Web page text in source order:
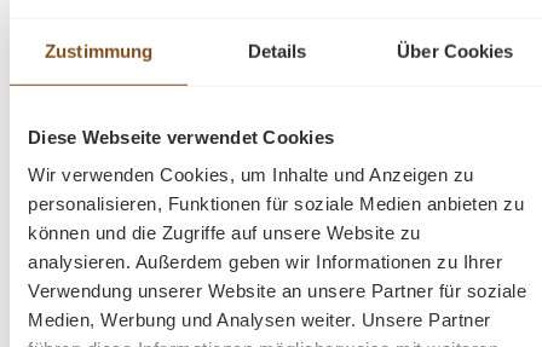
Zustimmung Details Über Cookies
Diese Webseite verwendet Cookies
Wir verwenden Cookies, um Inhalte und Anzeigen zu
personalisieren, Funktionen für soziale Medien anbieten zu
können und die Zugriffe auf unsere Website zu
analysieren. Außerdem geben wir Informationen zu Ihrer
Verwendung unserer Website an unsere Partner für soziale
Medien, Werbung und Analysen weiter. Unsere Partner
Eigenheim in neuem Glanz erstrahlen lassen, sondern
durch seine Langlebigkeit und Anblick Sie auf Dauer
Die Abmessungen: Höhe 210 cm - Breite 120 cm -
Tiefe 35 cm.
fertig montiert
stabile Regalböden
Massivholz